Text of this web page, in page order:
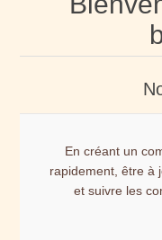
En créant un
rapidement, être à
et suivre les